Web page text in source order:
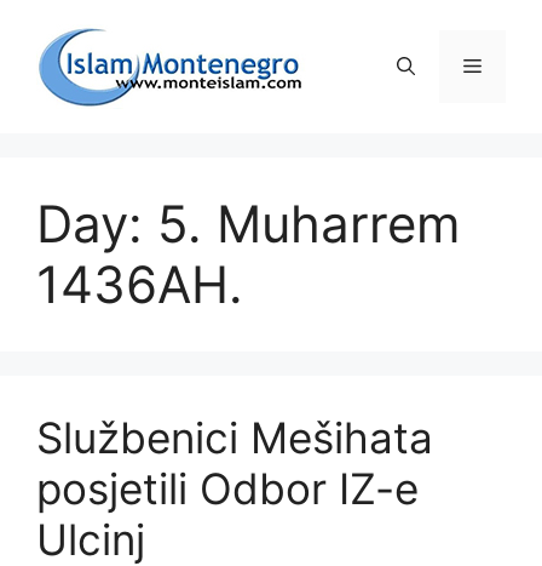
sadržaj
Day: 5. Muharrem
1436AH.
Službenici Mešihata
posjetili Odbor IZ-e
Ulcinj